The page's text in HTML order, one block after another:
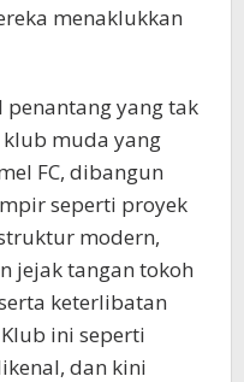
menaklukkan
yang tak
klub muda yang
FC, dibangun
seperti proyek
modern,
jejak tangan tokoh
keterlibatan
ini seperti
dan kini